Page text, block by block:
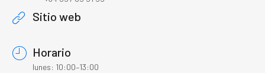
Sitio web
Horario
lunes: 10:00–13:00